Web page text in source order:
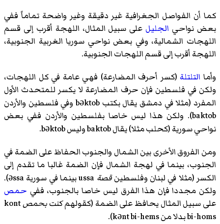
كما أن الفواصل الجغرافية غير دقيقة وغير واضحة تماماً ففي
بعض نواحي الجليل على سبيل المثال، اللهجة أقرب إلى قسم
اللهجات الشمالية، وفي بعض نواحي سوريا الغربية الجنوبية،
اللهجة أقرب إلى قسم اللهجات الجنوبية.
وأما التلتلة (كسر أحرف المضارعة) فهي عامة في كل اللهجات،
ولكن في فلسطين فإن حرف المضارعة لا يكسر للمتحدث الأول
المفرد (مثلا في دمشق يقال بكتب bəktob وفي فلسطين والأردن
baktob). ولكن هذا ليس خاصا بفلسطين والأردن ففي بعض
نواحي سورية (كحلب مثلا) يقال baktob وليس bəktob.
ومن الفروق الأخرى بين الشمال والجنوب الحفاظ على الضمة في
الجنوب، بينما في لهجة الشمال فإن الضمة غالبا ما تقدم إلى
الكسر (مثلا في لبنان وفلسطينقصة
ussa بينما في سورية əssa).
ولكن مجددا فإن هذا الفرق ليس خاصا بالجنوب، ففي حمص
على سبيل المثال يحافظ على الضمة (كقولهمكنت بحمصkont
bi-homs بدلا من kənt bi-hems).